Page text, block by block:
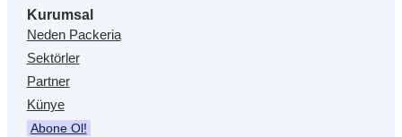
Kurumsal
Neden Packeria
Sektörler
Partner
Künye
Abone Ol!